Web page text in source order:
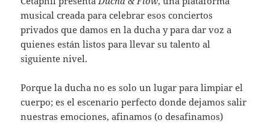
musical creada para celebrar esos conciertos
privados que damos en la ducha y para dar voz a
quienes están listos para llevar su talento al
siguiente nivel.
Porque la ducha no es solo un lugar para limpiar el
cuerpo; es el escenario perfecto donde dejamos salir
nuestras emociones, afinamos (o desafinamos)